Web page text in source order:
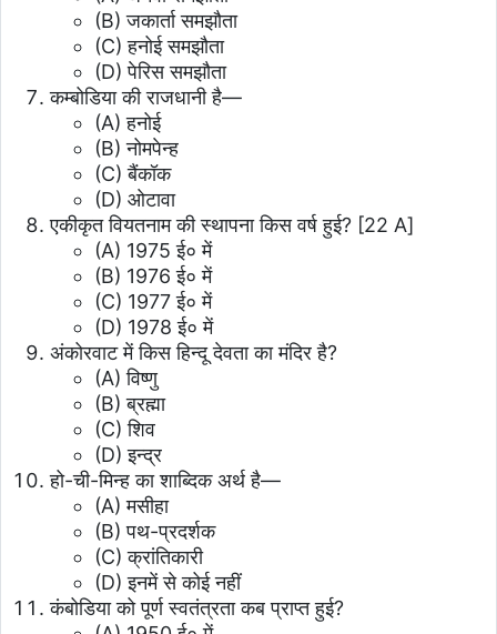
(B) जकार्ता समझौता
(C) हनोई समझौता
(D) पेरिस समझौता
कम्बोडिया की राजधानी है—
(A) हनोई
(B) नोमपेन्ह
(C) बैंकॉक
(D) ओटावा
एकीकृत वियतनाम की स्थापना किस वर्ष हुई? [22 A]
(A) 1975 ई० में
(B) 1976 ई० में
(C) 1977 ई० में
(D) 1978 ई० में
अंकोरवाट में किस हिन्दू देवता का मंदिर है?
(A) विष्णु
(B) ब्रह्मा
(C) शिव
(D) इन्द्र
हो-ची-मिन्ह का शाब्दिक अर्थ है—
(A) मसीहा
(B) पथ-प्रदर्शक
(C) क्रांतिकारी
(D) इनमें से कोई नहीं
कंबोडिया को पूर्ण स्वतंत्रता कब प्राप्त हुई?